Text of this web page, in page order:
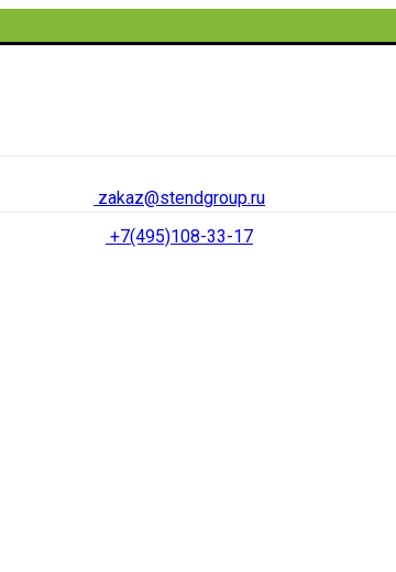
zakaz@stendgroup.ru
+7(495)108-33-17